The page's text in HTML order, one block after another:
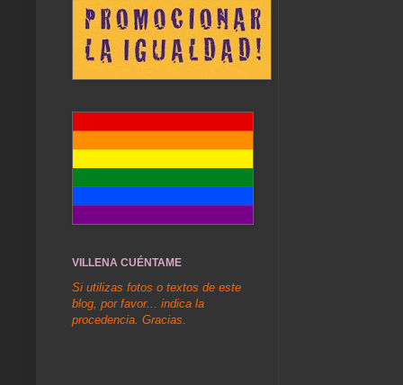
VILLENA CUÉNTAME
Si utilizas fotos o textos de este
blog, por favor... indica la
procedencia. Gracias.